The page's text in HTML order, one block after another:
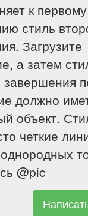
к первому
стиль
Загрузите
а затем
должно
объект.
четкие
@pic